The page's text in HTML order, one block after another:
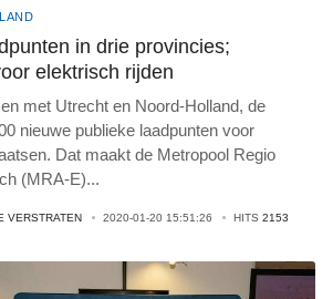
in drie provincies;
elektrisch rijden
met Utrecht en Noord-Holland, de
nieuwe publieke laadpunten voor
Dat maakt de Metropool Regio
(MRA-E)...
VERSTRATEN 2020-01-20 15:51:26 HITS 2153